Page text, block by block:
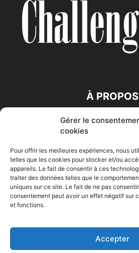
Gérer le
cookies
Pour offrir les meilleures expériences, nous
telles que les cookies pour stocker et/ou
appareils. Le fait de consentir à ces
traiter des données telles que le
uniques sur ce site. Le fait de ne pas
consentement peut avoir un effet négatif sur
et fonctions.
Accepter
À PROPOS
SUIVEZ
Accueil Economie Entreprises
HIGH-TECH Auto-